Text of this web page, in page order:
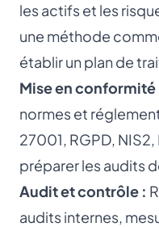
les actifs et les
une méthode
établir un plan de
Mise en conformité
normes et
27001, RGPD,
préparer les audits
Audit et contrôle :
audits internes,